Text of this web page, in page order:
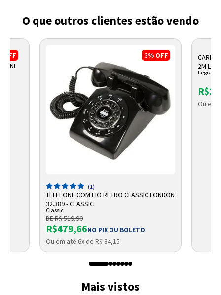
O que outros clientes estão vendo
OFF
MINI
3% OFF
(1)
TELEFONE COM FIO RETRO CLASSIC LONDON
32.389 - CLASSIC
Classic
DE R$ 519,90
R$479,66NO PIX OU BOLETO
Ou em até 6x de R$ 84,15
2M
Legrand
Ou em
Mais vistos